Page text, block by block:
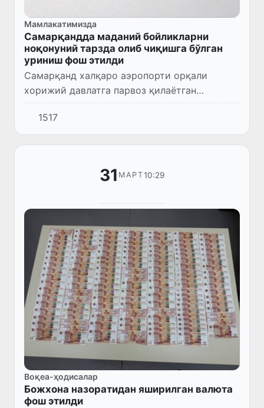
Мамлакатимизда
Самарқандда маданий бойликларни
ноқонуний тарзда олиб чиқишга бўлган
уриниш фош этилди
Самарқанд халқаро аэропорти орқали
хорижий давлатга парвоз қилаётган
йўловчининг қўл сумкаси ўрнатилган
тартибда божхона кўригидан ўтказилганида,
оғзаки сўровда маълум қилинмаган 3...
1517
31 МАРТ10:29
Воқеа-ҳодисалар
Божхона назоратидан яширилган валюта
фош этилди